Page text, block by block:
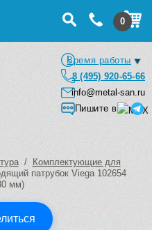
0
Время работы
8 (495) 920-65-66
info@metal-san.ru
Пишите в
/
Комплектующие для
патрубок Viega 102654
мм)